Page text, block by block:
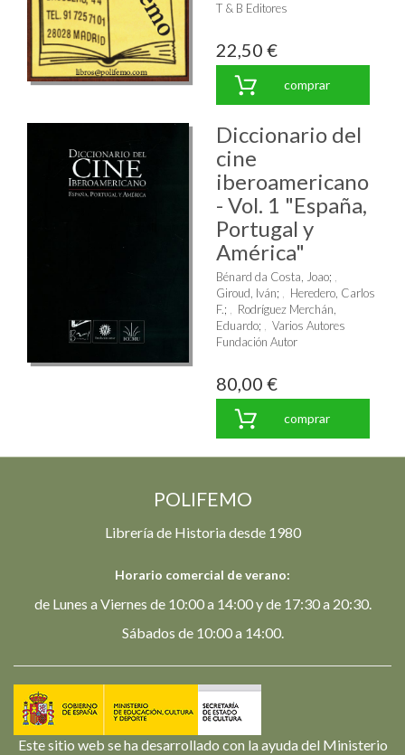
T & B Editores
22,50 €
comprar
Diccionario del
cine
iberoamericano
- Vol. 1 "España,
Portugal y
América"
Bénard da Costa, Joao;
Giroud, Iván;
Heredero, Carlos
F.;
Rodríguez Merchán,
Eduardo;
Varios Autores
Fundación Autor
80,00 €
comprar
POLIFEMO
Librería de Historia desde 1980
Horario comercial de verano:
de Lunes a Viernes de 10:00 a 14:00 y de 17:30 a 20:30.
Sábados de 10:00 a 14:00.
Este sitio web se ha desarrollado con la ayuda del Ministerio